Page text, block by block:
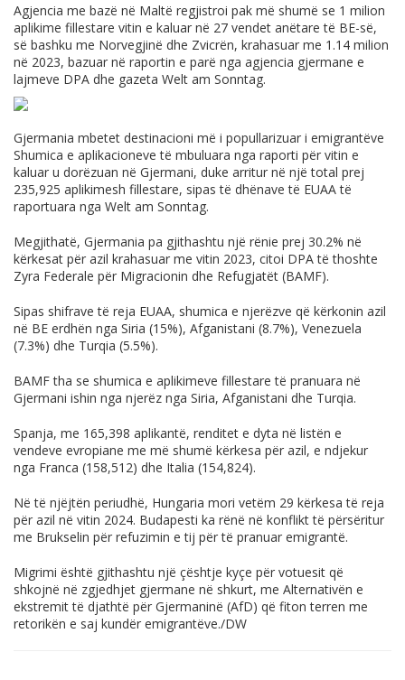
Agjencia me bazë në Maltë regjistroi pak më shumë se 1 milion
aplikime fillestare vitin e kaluar në 27 vendet anëtare të BE-së,
së bashku me Norvegjinë dhe Zvicrën, krahasuar me 1.14 milion
në 2023, bazuar në raportin e parë nga agjencia gjermane e
lajmeve DPA dhe gazeta Welt am Sonntag.
Gjermania mbetet destinacioni më i popullarizuar i emigrantëve
Shumica e aplikacioneve të mbuluara nga raporti për vitin e
kaluar u dorëzuan në Gjermani, duke arritur në një total prej
235,925 aplikimesh fillestare, sipas të dhënave të EUAA të
raportuara nga Welt am Sonntag.
Megjithatë, Gjermania pa gjithashtu një rënie prej 30.2% në
kërkesat për azil krahasuar me vitin 2023, citoi DPA të thoshte
Zyra Federale për Migracionin dhe Refugjatët (BAMF).
Sipas shifrave të reja EUAA, shumica e njerëzve që kërkonin azil
në BE erdhën nga Siria (15%), Afganistani (8.7%), Venezuela
(7.3%) dhe Turqia (5.5%).
BAMF tha se shumica e aplikimeve fillestare të pranuara në
Gjermani ishin nga njerëz nga Siria, Afganistani dhe Turqia.
Spanja, me 165,398 aplikantë, renditet e dyta në listën e
vendeve evropiane me më shumë kërkesa për azil, e ndjekur
nga Franca (158,512) dhe Italia (154,824).
Në të njëjtën periudhë, Hungaria mori vetëm 29 kërkesa të reja
për azil në vitin 2024. Budapesti ka rënë në konflikt të përsëritur
me Brukselin për refuzimin e tij për të pranuar emigrantë.
Migrimi është gjithashtu një çështje kyçe për votuesit që
shkojnë në zgjedhjet gjermane në shkurt, me Alternativën e
ekstremit të djathtë për Gjermaninë (AfD) që fiton terren me
retorikën e saj kundër emigrantëve./DW